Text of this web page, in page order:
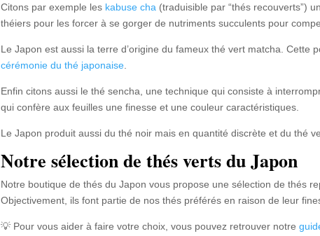
Citons par exemple les kabuse cha (traduisible par “thés recouverts”)
théiers pour les forcer à se gorger de nutriments succulents pour
Le Japon est aussi la terre d’origine du fameux thé vert matcha. Cette
cérémonie du thé japonaise.
Enfin citons aussi le thé sencha, une technique qui consiste à
qui confère aux feuilles une finesse et une couleur caractéristiques.
Le Japon produit aussi du thé noir mais en quantité discrète et du thé
Notre sélection de thés verts du Japon
Notre boutique de thés du Japon vous propose une sélection de thés
Objectivement, ils font partie de nos thés préférés en raison de leur
💡 Pour vous aider à faire votre choix, vous pouvez retrouver notre